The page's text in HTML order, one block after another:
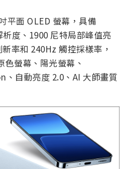
平面 OLED 螢幕，具備
度、1900 尼特局部峰值亮
率和 240Hz 觸控採樣率，
螢幕、陽光螢幕、
自動亮度 2.0、AI 大師畫質